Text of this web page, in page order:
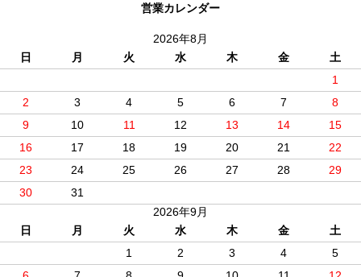
営業カレンダー
2026年8月
日
月 火 水 木 金
土
1
2
3 4 5 6 7
8
9
10 11 12 13 14
15
16
17 18 19 20 21
22
23
24 25 26 27 28
29
30
31
2026年9月
日
月 火 水 木 金
土
1
2 3 4
5